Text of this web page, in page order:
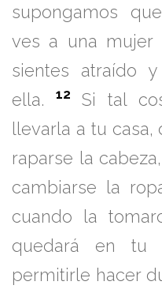
supongamos
ves a una mujer
sientes atraído
ella.12 Si tal
llevarla a tu
raparse la
cambiarse la
cuando la
quedará en tu
permitirle hacer